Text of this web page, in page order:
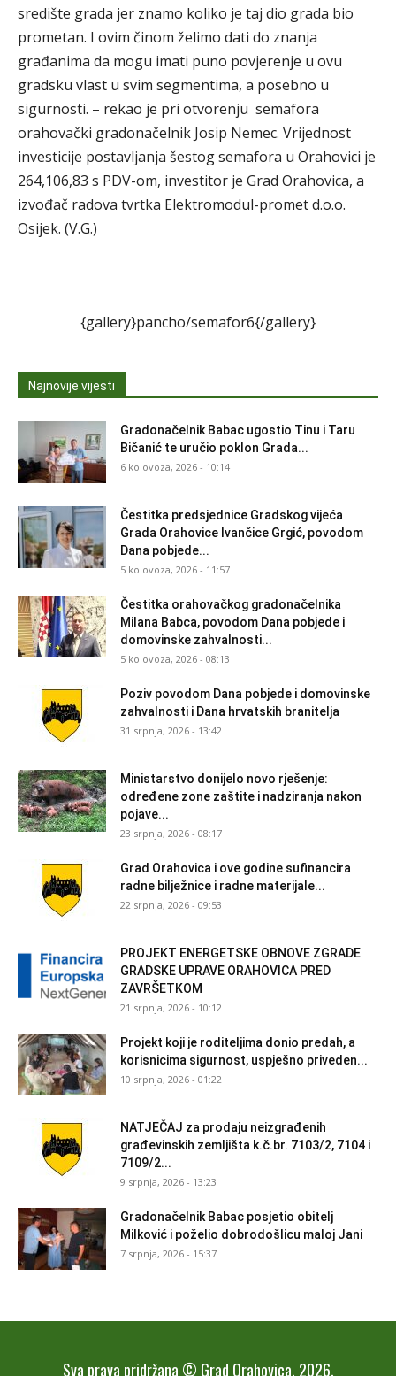
središte grada jer znamo koliko je taj dio grada bio
prometan. I ovim činom želimo dati do znanja
građanima da mogu imati puno povjerenje u ovu
gradsku vlast u svim segmentima, a posebno u
sigurnosti. – rekao je pri otvorenju semafora
orahovački gradonačelnik Josip Nemec. Vrijednost
investicije postavljanja šestog semafora u Orahovici je
264,106,83 s PDV-om, investitor je Grad Orahovica, a
izvođač radova tvrtka Elektromodul-promet d.o.o.
Osijek. (V.G.)
{gallery}pancho/semafor6{/gallery}
Najnovije vijesti
Gradonačelnik Babac ugostio Tinu i Taru
Bičanić te uručio poklon Grada...
6 kolovoza, 2026 - 10:14
Čestitka predsjednice Gradskog vijeća
Grada Orahovice Ivančice Grgić, povodom
Dana pobjede...
5 kolovoza, 2026 - 11:57
Čestitka orahovačkog gradonačelnika
Milana Babca, povodom Dana pobjede i
domovinske zahvalnosti...
5 kolovoza, 2026 - 08:13
Poziv povodom Dana pobjede i domovinske
zahvalnosti i Dana hrvatskih branitelja
31 srpnja, 2026 - 13:42
Ministarstvo donijelo novo rješenje:
određene zone zaštite i nadziranja nakon
pojave...
23 srpnja, 2026 - 08:17
Grad Orahovica i ove godine sufinancira
radne bilježnice i radne materijale...
22 srpnja, 2026 - 09:53
PROJEKT ENERGETSKE OBNOVE ZGRADE
GRADSKE UPRAVE ORAHOVICA PRED
ZAVRŠETKOM
21 srpnja, 2026 - 10:12
Projekt koji je roditeljima donio predah, a
korisnicima sigurnost, uspješno priveden...
10 srpnja, 2026 - 01:22
NATJEČAJ za prodaju neizgrađenih
građevinskih zemljišta k.č.br. 7103/2, 7104 i
7109/2...
9 srpnja, 2026 - 13:23
Gradonačelnik Babac posjetio obitelj
Milković i poželio dobrodošlicu maloj Jani
7 srpnja, 2026 - 15:37
Sva prava pridržana © Grad Orahovica, 2026.